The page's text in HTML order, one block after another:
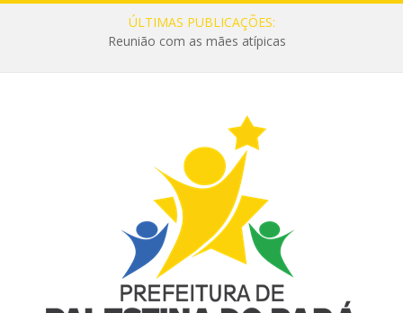
ÚLTIMAS PUBLICAÇÕES:
Reunião com as mães atípicas